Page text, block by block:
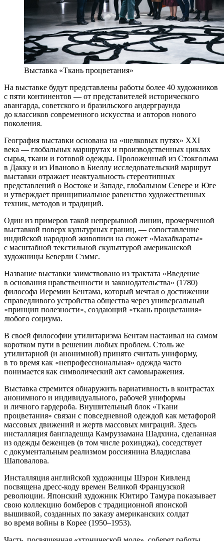
Выставка «Ткань процветания»
На выставке будут представлены работы более 40 художников
с пяти континентов — от представителей исторического
авангарда, советского и бразильского андерграунда
до классиков современного искусства и авторов нового
поколения.
География выставки основана на «шелковых путях» XXI
века — глобальных маршрутах и производственных циклах
сырья, ткани и готовой одежды. Проложенный из Стокгольма
в Дакку и из Иваново в Биеллу исследовательский маршрут
выставки отражает неактуальность стереотипных
представлений о Востоке и Западе, глобальном Севере и Юге
и утверждает принципиальное равенство художественных
техник, методов и традиций.
Один из примеров такой непрерывной линии, прочерченной
выставкой поверх культурных границ, — сопоставление
индийской народной живописи на сюжет «Махабхараты»
с масштабной текстильной скульптурой американской
художницы Беверли Сэммс.
Название выставки заимствовано из трактата «Введение
в основания нравственности и законодательства» (1780)
философа Иеремии Бентама, который мечтал о достижении
справедливого устройства общества через универсальный
«принцип полезности», создающий «ткань процветания»
любого социума.
В своей философии утилитаризма Бентам настаивал на самом
коротком пути в решении любых проблем. Столь же
утилитарной (и анонимной) принято считать униформу,
в то время как «непрофессиональная» одежда часто
понимается как символический акт самовыражения.
Выставка стремится обнаружить вариативность в контрастах
анонимного и индивидуального, рабочей униформы
и личного гардероба. Внушительный блок «Ткани
процветания» связан с повседневной одеждой как метафорой
массовых движений и жертв массовых миграций. Здесь
инсталляция бангладешца Камруззамана Шадхина, сделанная
из одежды беженцев (в том числе рохинджа), соседствует
с документальным реализмом россиянина Владислава
Шаповалова.
Инсталляция английской художницы Шэрон Кивленд
посвящена дресс-коду времен Великой Французской
революции. Японский художник Юитиро Тамура показывает
свою коллекцию бомберов с традиционной японской
вышивкой, созданных по заказу американских солдат
во время войны в Корее (1950–1953).